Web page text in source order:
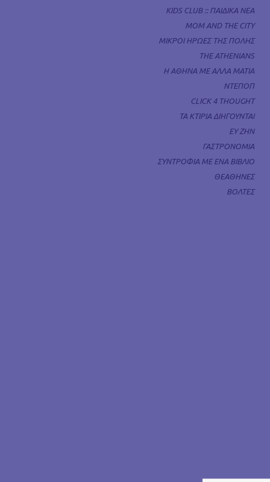
KIDS CLUB :: ΠΑΙΔΙΚΑ ΝΕΑ
MOM AND THE CITY
ΜΙΚΡΟΙ ΗΡΩΕΣ ΤΗΣ ΠΟΛΗΣ
THE ATHENIANS
Η ΑΘΗΝΑ ΜΕ ΑΛΛΑ ΜΑΤΙΑ
ΝΤΕΠΟΠ
CLICK 4 THOUGHT
ΤΑ ΚΤΙΡΙΑ ΔΙΗΓΟΥΝΤΑΙ
ΕΥ ΖΗΝ
ΓΑΣΤΡΟΝΟΜΙΑ
ΣΥΝΤΡΟΦΙΑ ΜΕ ΕΝΑ ΒΙΒΛΙΟ
ΘΕΑΘΗΝΕΣ
ΒΟΛΤΕΣ